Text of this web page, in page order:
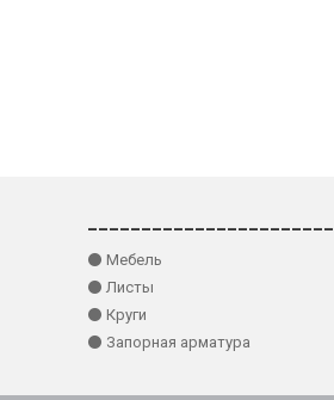
⚫ Мебель
⚫ Листы
⚫ Круги
⚫ Запорная арматура